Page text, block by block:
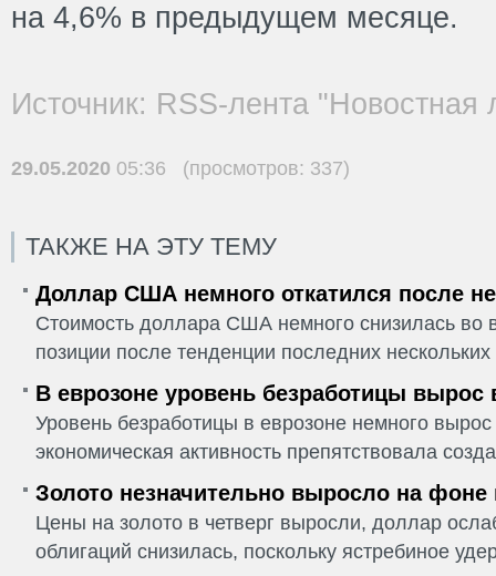
на 4,6% в предыдущем месяце.
Источник: RSS-лента "Новостная
29.05.2020 05:36 (просмотров: 337)
ТАКЖЕ НА ЭТУ ТЕМУ
Доллар США немного откатился после
Стоимость доллара США немного снизилась во
позиции после тенденции последних
В еврозоне уровень безработицы вырос
Уровень безработицы в еврозоне немного
экономическая активность препятствовала
Золото незначительно выросло на фоне
Цены на золото в четверг выросли, доллар
облигаций снизилась, поскольку ястребиное